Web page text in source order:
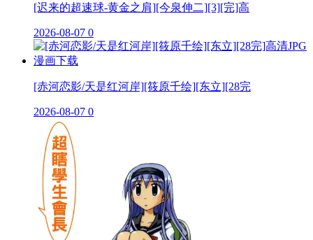
[迟来的超速球-黄金之肩][今泉伸二][3][完]高
2026-08-07 0
[赤河恋影/天是红河岸][筱原千绘][东立][28完
2026-08-07 0